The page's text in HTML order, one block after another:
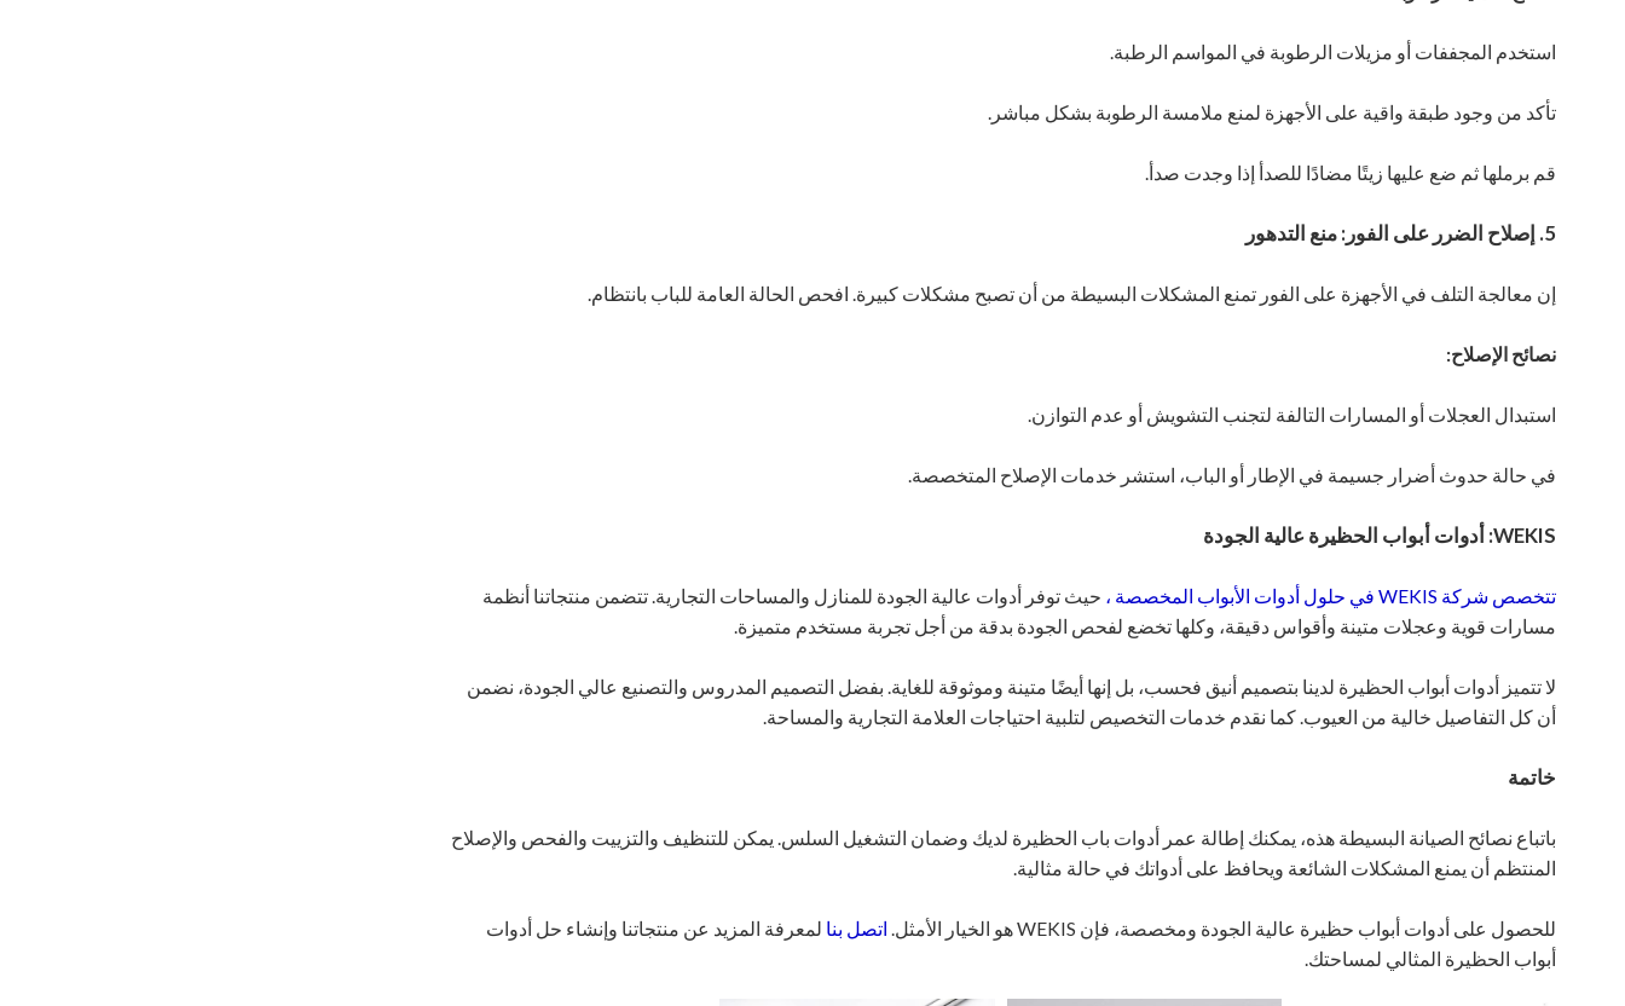
استخدم المجففات أو مزيلات الرطوبة في المواسم الرطبة.
تأكد من وجود طبقة واقية على الأجهزة لمنع ملامسة الرطوبة بشكل مباشر.
قم برملها ثم ضع عليها زيتًا مضادًا للصدأ إذا وجدت صدأ.
5. إصلاح الضرر على الفور: منع التدهور
إن معالجة التلف في الأجهزة على الفور تمنع المشكلات البسيطة من أن تصبح مشكلات كبيرة. افحص الحالة العامة للباب بانتظام.
نصائح الإصلاح:
استبدال العجلات أو المسارات التالفة لتجنب التشويش أو عدم التوازن.
في حالة حدوث أضرار جسيمة في الإطار أو الباب، استشر خدمات الإصلاح المتخصصة.
WEKIS: أدوات أبواب الحظيرة عالية الجودة
تتخصص شركة WEKIS في حلول أدوات الأبواب المخصصة ، حيث توفر أدوات عالية الجودة للمنازل والمساحات التجارية. تتضمن منتجاتنا أنظمة
مسارات قوية وعجلات متينة وأقواس دقيقة، وكلها تخضع لفحص الجودة بدقة من أجل تجربة مستخدم متميزة.
لا تتميز أدوات أبواب الحظيرة لدينا بتصميم أنيق فحسب، بل إنها أيضًا متينة وموثوقة للغاية. بفضل التصميم المدروس والتصنيع عالي الجودة، نضمن
أن كل التفاصيل خالية من العيوب. كما نقدم خدمات التخصيص لتلبية احتياجات العلامة التجارية والمساحة.
خاتمة
باتباع نصائح الصيانة البسيطة هذه، يمكنك إطالة عمر أدوات باب الحظيرة لديك وضمان التشغيل السلس. يمكن للتنظيف والتزييت والفحص والإصلاح
المنتظم أن يمنع المشكلات الشائعة ويحافظ على أدواتك في حالة مثالية.
للحصول على أدوات أبواب حظيرة عالية الجودة ومخصصة، فإن WEKIS هو الخيار الأمثل. اتصل بنا لمعرفة المزيد عن منتجاتنا وإنشاء حل أدوات
أبواب الحظيرة المثالي لمساحتك.